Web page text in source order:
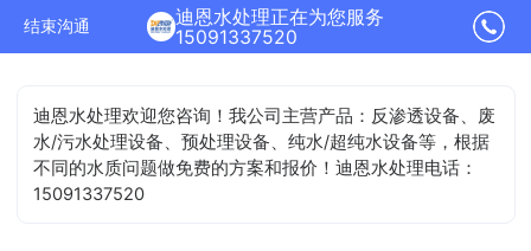
结束沟通
迪恩水处理正在为您服务
15091337520
迪恩水处理欢迎您咨询！我公司主营产品：反渗透设备、废
水/污水处理设备、预处理设备、纯水/超纯水设备等，根据
不同的水质问题做免费的方案和报价！迪恩水处理电话：
15091337520